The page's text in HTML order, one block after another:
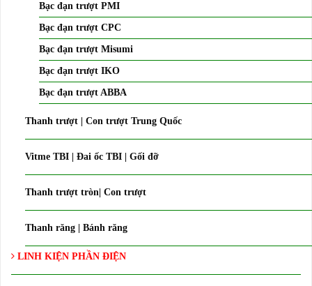
Bạc đạn trượt PMI
Bạc đạn trượt CPC
Bạc đạn trượt Misumi
Bạc đạn trượt IKO
Bạc đạn trượt ABBA
Thanh trượt | Con trượt Trung Quốc
Vitme TBI | Đai ốc TBI | Gối đỡ
Thanh trượt tròn| Con trượt
Thanh răng | Bánh răng
LINH KIỆN PHẦN ĐIỆN